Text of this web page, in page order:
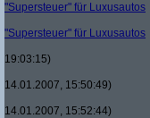
"Supersteuer" für Luxusautos
"Supersteuer" für Luxusautos
19:03:15)
14.01.2007, 15:50:49)
14.01.2007, 15:52:44)